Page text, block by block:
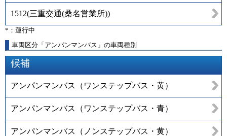
1512(三重交通(桑名営業所))
*：運行中
車両区分「アンパンマンバス」の車両種別
候補
アンパンマンバス（ワンステップバス・黄）
アンパンマンバス（ワンステップバス・青）
アンパンマンバス（ノンステップバス・黄）